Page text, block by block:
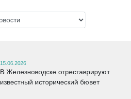
15.06.2026
В Железноводске отреставрируют
известный исторический бювет